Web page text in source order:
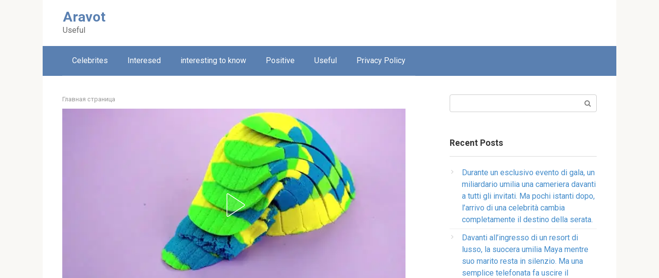
Aravot
Useful
Celebrites Interesed interesting to know Positive Useful Privacy Policy
Главная страница
Recent Posts
Durante un esclusivo evento di gala, un
miliardario umilia una cameriera davanti
a tutti gli invitati. Ma pochi istanti dopo,
l’arrivo di una celebrità cambia
completamente il destino della serata.
Davanti all’ingresso di un resort di
lusso, la suocera umilia Maya mentre
suo marito resta in silenzio. Ma una
semplice telefonata fa uscire il